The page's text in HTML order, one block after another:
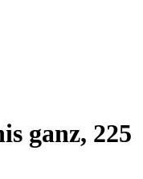
ganz, 225